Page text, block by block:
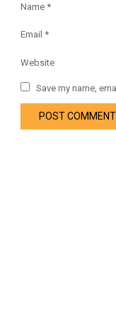
Name *
Email *
Website
Save my name,